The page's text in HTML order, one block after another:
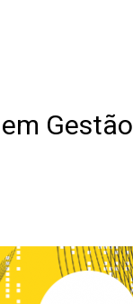
Gestão